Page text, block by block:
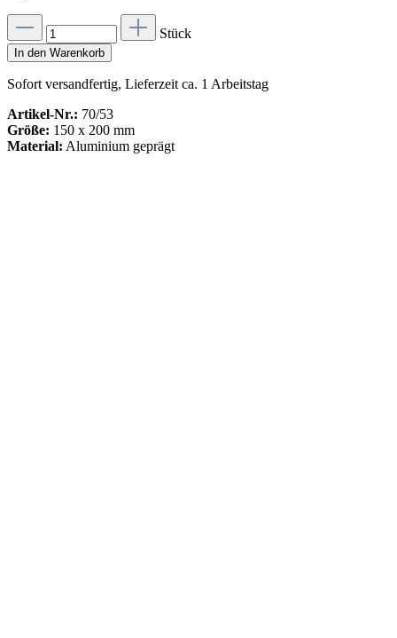
Stück
In den Warenkorb
Sofort versandfertig, Lieferzeit ca. 1 Arbeitstag
Artikel-Nr.: 70/53
Größe: 150 x 200 mm
Material: Aluminium geprägt